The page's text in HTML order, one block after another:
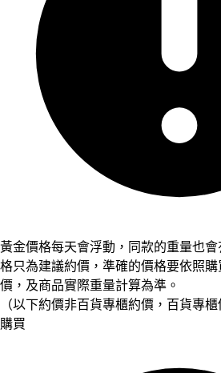
黃金價格每天會浮動，同款的重量也
格只為建議約價，準確的價格要依照
價，及商品實際重量計算為準。
（以下約價非百貨專櫃約價，百貨專
購買